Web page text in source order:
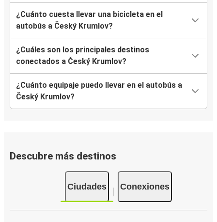
¿Cuánto cuesta llevar una bicicleta en el
autobús a Český Krumlov?
¿Cuáles son los principales destinos
conectados a Český Krumlov?
¿Cuánto equipaje puedo llevar en el autobús a
Český Krumlov?
Descubre más destinos
Ciudades Conexiones